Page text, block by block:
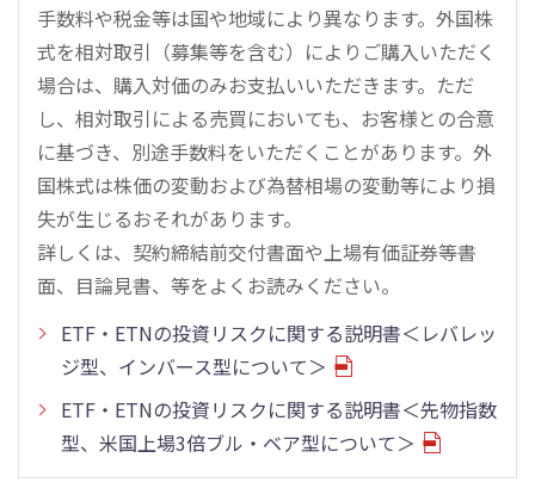
手数料や税金等は国や地域により異なります。外国株
式を相対取引（募集等を含む）によりご購入いただく
場合は、購入対価のみお支払いいただきます。ただ
し、相対取引による売買においても、お客様との合意
に基づき、別途手数料をいただくことがあります。外
国株式は株価の変動および為替相場の変動等により損
失が生じるおそれがあります。
詳しくは、契約締結前交付書面や上場有価証券等書
面、目論見書、等をよくお読みください。
ETF・ETNの投資リスクに関する説明書＜レバレッ
ジ型、インバース型について＞
ETF・ETNの投資リスクに関する説明書＜先物指数
型、米国上場3倍ブル・ベア型について＞